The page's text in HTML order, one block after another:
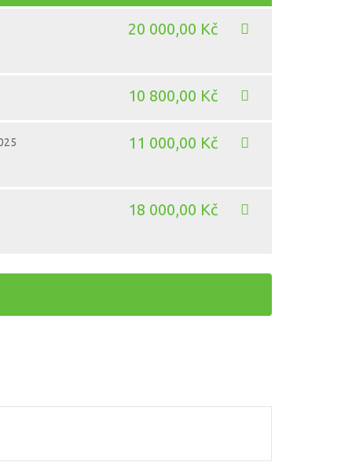
20 000,00 Kč
10 800,00 Kč
11 000,00 Kč
18 000,00 Kč